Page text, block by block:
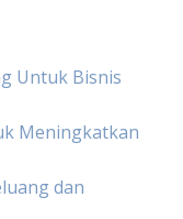
Untuk Bisnis
Meningkatkan
dan